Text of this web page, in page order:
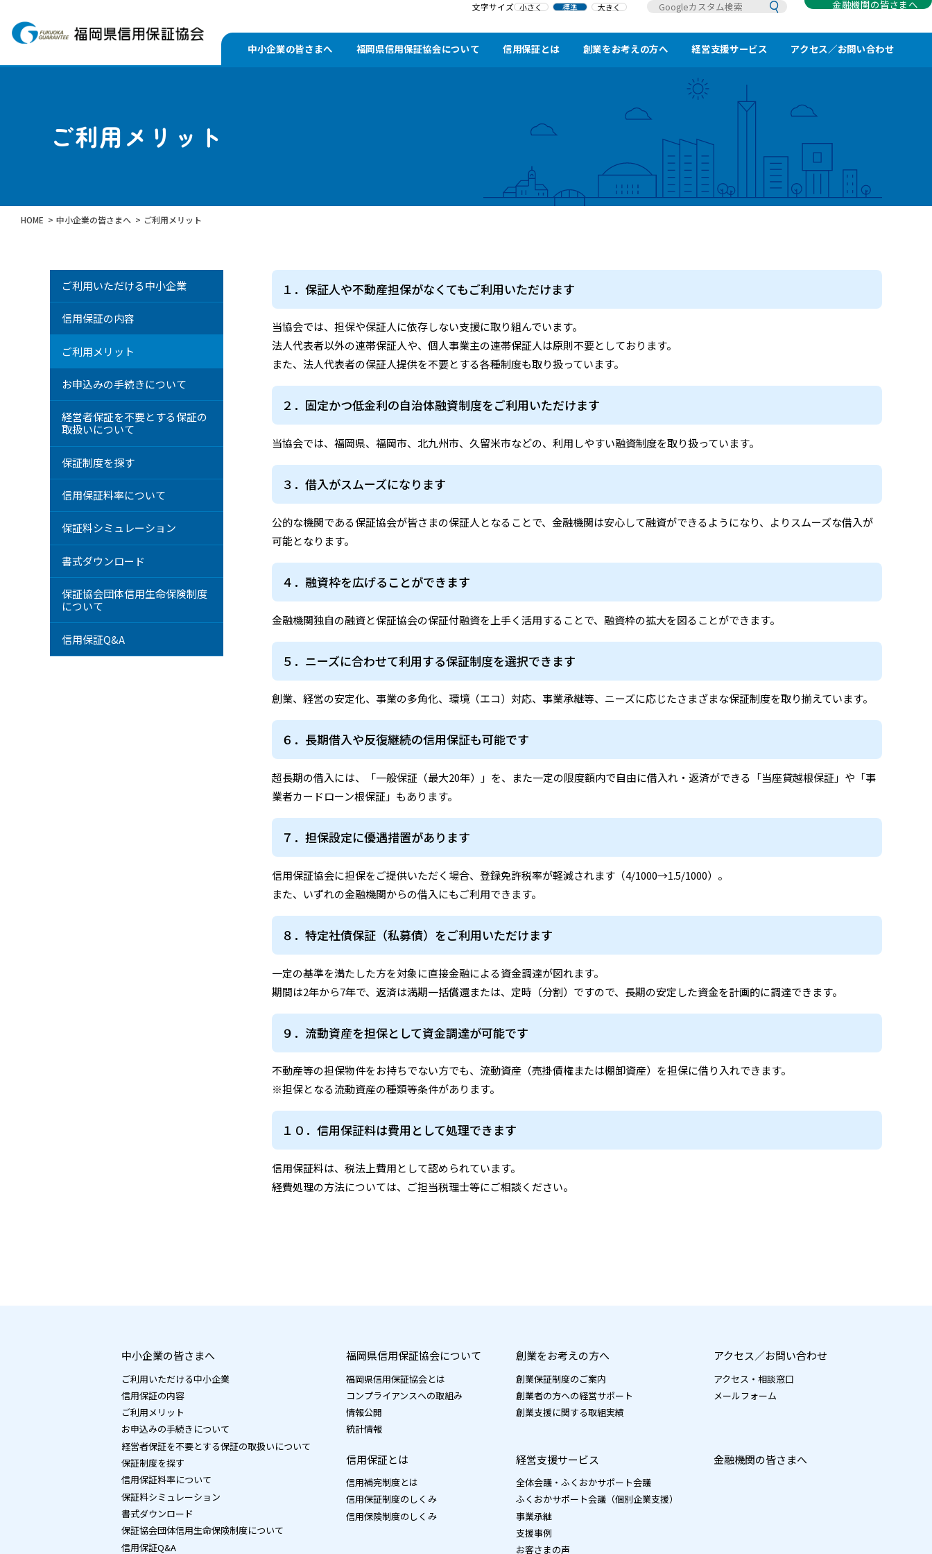
文字サイズ 小さく 標準 大きく 金融機関の皆さまへ
中小企業の皆さまへ 福岡県信用保証協会について 信用保証とは 創業をお考えの方へ 経営支援サービス アクセス／お問い合わせ
ご利用メリット
HOME 中小企業の皆さまへ ご利用メリット
ご利用いただける中小企業
信用保証の内容
ご利用メリット
お申込みの手続きについて
経営者保証を不要とする保証の
取扱いについて
保証制度を探す
信用保証料率について
保証料シミュレーション
書式ダウンロード
保証協会団体信用生命保険制度
について
信用保証Q&A
１．保証人や不動産担保がなくてもご利用いただけます
当協会では、担保や保証人に依存しない支援に取り組んでいます。
法人代表者以外の連帯保証人や、個人事業主の連帯保証人は原則不要としております。
また、法人代表者の保証人提供を不要とする各種制度も取り扱っています。
２．固定かつ低金利の自治体融資制度をご利用いただけます
当協会では、福岡県、福岡市、北九州市、久留米市などの、利用しやすい融資制度を取り扱っています。
３．借入がスムーズになります
公的な機関である保証協会が皆さまの保証人となることで、金融機関は安心して融資ができるようになり、よりスムーズな借入が
可能となります。
４．融資枠を広げることができます
金融機関独自の融資と保証協会の保証付融資を上手く活用することで、融資枠の拡大を図ることができます。
５．ニーズに合わせて利用する保証制度を選択できます
創業、経営の安定化、事業の多角化、環境（エコ）対応、事業承継等、ニーズに応じたさまざまな保証制度を取り揃えています。
６．長期借入や反復継続の信用保証も可能です
超長期の借入には、「一般保証（最大20年）」を、また一定の限度額内で自由に借入れ・返済ができる「当座貸越根保証」や「事
業者カードローン根保証」もあります。
７．担保設定に優遇措置があります
信用保証協会に担保をご提供いただく場合、登録免許税率が軽減されます（4/1000→1.5/1000）。
また、いずれの金融機関からの借入にもご利用できます。
８．特定社債保証（私募債）をご利用いただけます
一定の基準を満たした方を対象に直接金融による資金調達が図れます。
期間は2年から7年で、返済は満期一括償還または、定時（分割）ですので、長期の安定した資金を計画的に調達できます。
９．流動資産を担保として資金調達が可能です
不動産等の担保物件をお持ちでない方でも、流動資産（売掛債権または棚卸資産）を担保に借り入れできます。
※担保となる流動資産の種類等条件があります。
１０．信用保証料は費用として処理できます
信用保証料は、税法上費用として認められています。
経費処理の方法については、ご担当税理士等にご相談ください。
中小企業の皆さまへ
ご利用いただける中小企業
信用保証の内容
ご利用メリット
お申込みの手続きについて
経営者保証を不要とする保証の取扱いについて
保証制度を探す
信用保証料率について
保証料シミュレーション
書式ダウンロード
保証協会団体信用生命保険制度について
信用保証Q&A
福岡県信用保証協会について
福岡県信用保証協会とは
コンプライアンスへの取組み
情報公開
統計情報
信用保証とは
信用補完制度とは
信用保証制度のしくみ
信用保険制度のしくみ
創業をお考えの方へ
創業保証制度のご案内
創業者の方への経営サポート
創業支援に関する取組実績
経営支援サービス
全体会議・ふくおかサポート会議
ふくおかサポート会議（個別企業支援）
事業承継
支援事例
お客さまの声
アクセス／お問い合わせ
アクセス・相談窓口
メールフォーム
金融機関の皆さまへ